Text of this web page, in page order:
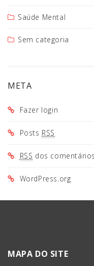
Saúde Mental
Sem categoria
META
Fazer login
Posts RSS
RSS dos comentários
WordPress.org
MAPA DO SITE